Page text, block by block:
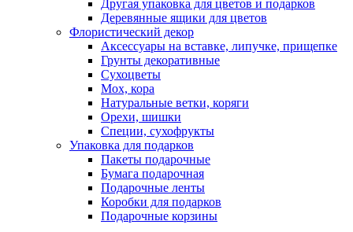
Другая упаковка для цветов и подарков
Деревянные ящики для цветов
Флористический декор
Аксессуары на вставке, липучке, прищепке
Грунты декоративные
Сухоцветы
Мох, кора
Натуральные ветки, коряги
Орехи, шишки
Специи, сухофрукты
Упаковка для подарков
Пакеты подарочные
Бумага подарочная
Подарочные ленты
Коробки для подарков
Подарочные корзины